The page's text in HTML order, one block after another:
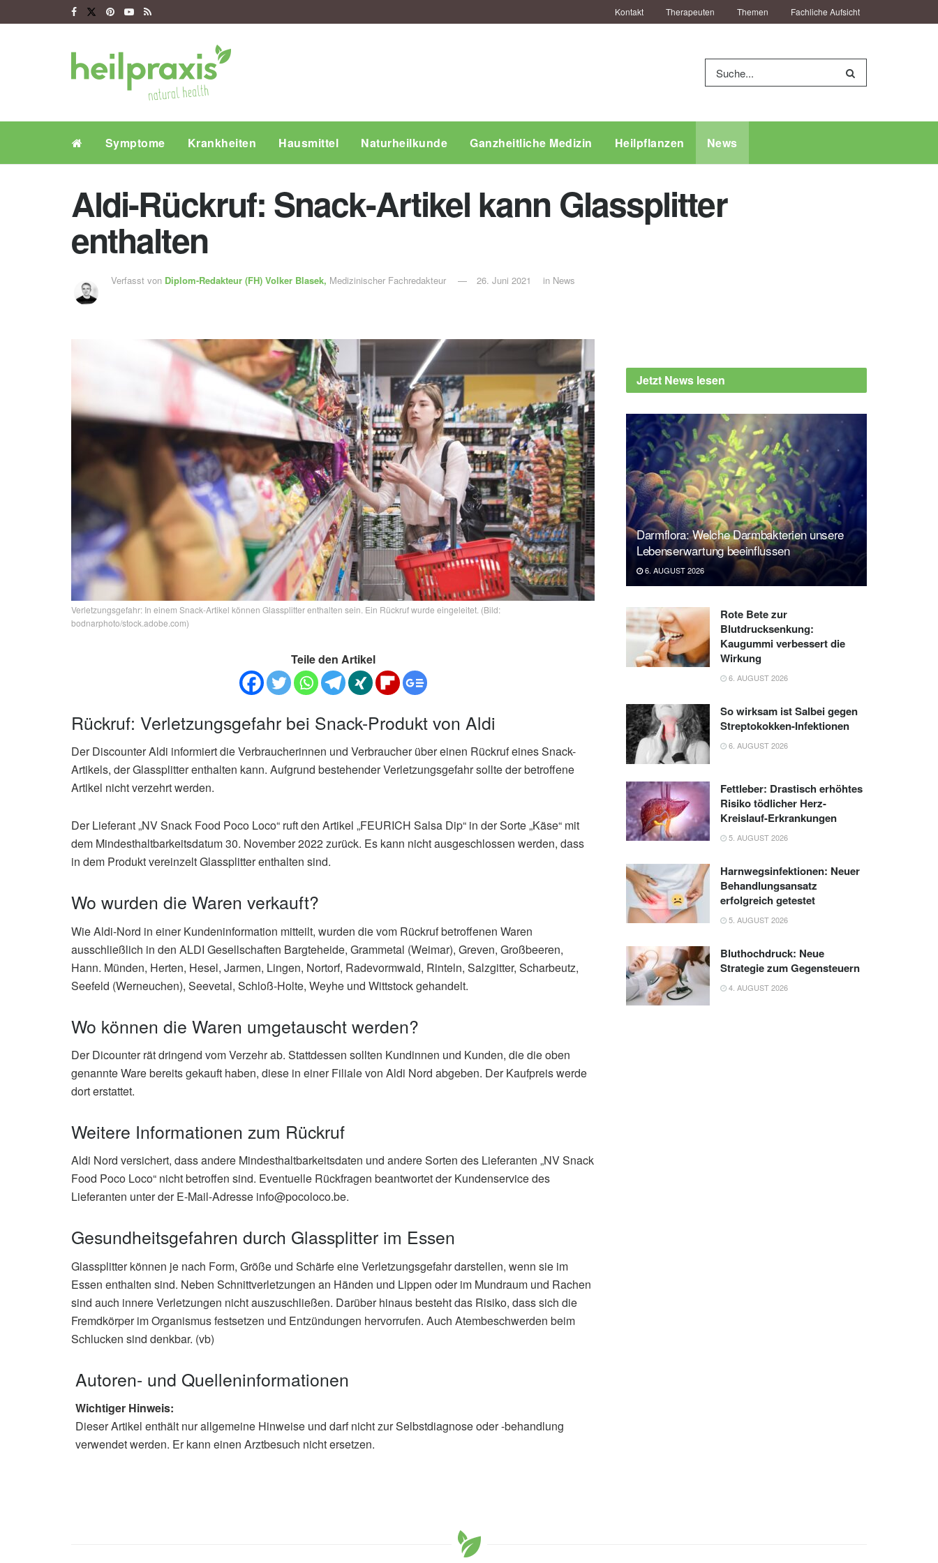
Kontakt Therapeuten Themen Fachliche Aufsicht
Symptome Krankheiten Hausmittel Naturheilkunde Ganzheitliche Medizin Heilpflanzen News
Aldi-Rückruf: Snack-Artikel kann Glassplitter
enthalten
Verfasst von Diplom-Redakteur (FH) Volker Blasek, Medizinischer Fachredakteur 26. Juni 2021 in News
Verletzungsgefahr: In einem Snack-Artikel können Glassplitter enthalten sein. Ein Rückruf wurde eingeleitet. (Bild:
bodnarphoto/stock.adobe.com)
Teile den Artikel
Rückruf: Verletzungsgefahr bei Snack-Produkt von Aldi
Der Discounter Aldi informiert die Verbraucherinnen und Verbraucher über einen Rückruf eines Snack-
Artikels, der Glassplitter enthalten kann. Aufgrund bestehender Verletzungsgefahr sollte der betroffene
Artikel nicht verzehrt werden.
Der Lieferant „NV Snack Food Poco Loco“ ruft den Artikel „FEURICH Salsa Dip“ in der Sorte „Käse“ mit
dem Mindesthaltbarkeitsdatum 30. November 2022 zurück. Es kann nicht ausgeschlossen werden, dass
in dem Produkt vereinzelt Glassplitter enthalten sind.
Wo wurden die Waren verkauft?
Wie Aldi-Nord in einer Kundeninformation mitteilt, wurden die vom Rückruf betroffenen Waren
ausschließlich in den ALDI Gesellschaften Bargteheide, Grammetal (Weimar), Greven, Großbeeren,
Hann. Münden, Herten, Hesel, Jarmen, Lingen, Nortorf, Radevormwald, Rinteln, Salzgitter, Scharbeutz,
Seefeld (Werneuchen), Seevetal, Schloß-Holte, Weyhe und Wittstock gehandelt.
Wo können die Waren umgetauscht werden?
Der Dicounter rät dringend vom Verzehr ab. Stattdessen sollten Kundinnen und Kunden, die die oben
genannte Ware bereits gekauft haben, diese in einer Filiale von Aldi Nord abgeben. Der Kaufpreis werde
dort erstattet.
Weitere Informationen zum Rückruf
Aldi Nord versichert, dass andere Mindesthaltbarkeitsdaten und andere Sorten des Lieferanten „NV Snack
Food Poco Loco“ nicht betroffen sind. Eventuelle Rückfragen beantwortet der Kundenservice des
Lieferanten unter der E-Mail-Adresse info@pocoloco.be.
Gesundheitsgefahren durch Glassplitter im Essen
Glassplitter können je nach Form, Größe und Schärfe eine Verletzungsgefahr darstellen, wenn sie im
Essen enthalten sind. Neben Schnittverletzungen an Händen und Lippen oder im Mundraum und Rachen
sind auch innere Verletzungen nicht auszuschließen. Darüber hinaus besteht das Risiko, dass sich die
Fremdkörper im Organismus festsetzen und Entzündungen hervorrufen. Auch Atembeschwerden beim
Schlucken sind denkbar. (vb)
Autoren- und Quelleninformationen
Wichtiger Hinweis:
Dieser Artikel enthält nur allgemeine Hinweise und darf nicht zur Selbstdiagnose oder -behandlung
verwendet werden. Er kann einen Arztbesuch nicht ersetzen.
Jetzt News lesen
Darmflora: Welche Darmbakterien unsere
Lebenserwartung beeinflussen
6. AUGUST 2026
Rote Bete zur
Blutdrucksenkung:
Kaugummi verbessert die
Wirkung
6. AUGUST 2026
So wirksam ist Salbei gegen
Streptokokken-Infektionen
6. AUGUST 2026
Fettleber: Drastisch erhöhtes
Risiko tödlicher Herz-
Kreislauf-Erkrankungen
5. AUGUST 2026
Harnwegsinfektionen: Neuer
Behandlungsansatz
erfolgreich getestet
5. AUGUST 2026
Bluthochdruck: Neue
Strategie zum Gegensteuern
4. AUGUST 2026